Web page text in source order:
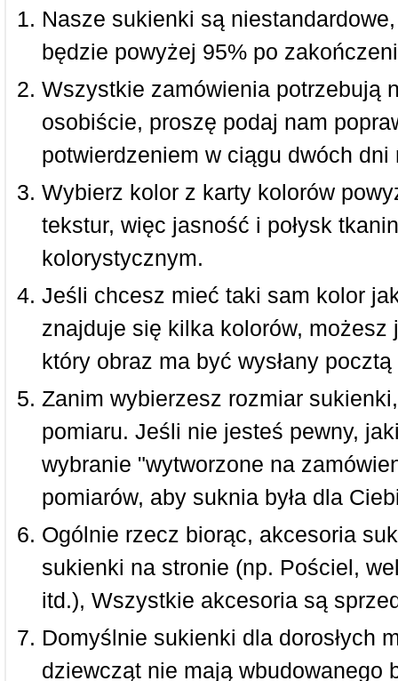
Nasze sukienki są
będzie powyżej 95% po
Wszystkie zamówienia potrzebują
osobiście, proszę podaj nam
potwierdzeniem w ciągu dwóch dni
Wybierz kolor z karty kolorów
tekstur, więc jasność i połysk
kolorystycznym.
Jeśli chcesz mieć taki sam kolor
znajduje się kilka kolorów,
który obraz ma być wysłany
Zanim wybierzesz rozmiar
pomiaru. Jeśli nie jesteś pewny,
wybranie "wytworzone na
pomiarów, aby suknia była dla
Ogólnie rzecz biorąc, akcesoria
sukienki na stronie (np. Pościel,
itd.), Wszystkie akcesoria są
Domyślnie sukienki dla dorosłych
dziewcząt nie mają